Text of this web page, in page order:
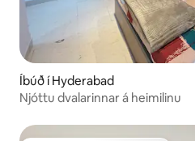
Íbúð í Hyderabad
Njóttu dvalarinnar á heimilinu